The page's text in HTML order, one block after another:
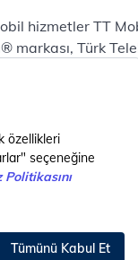
Tarife
Ev
hizmetler TT
markası, Türk
mobil
için 444
Erişilebilirlik